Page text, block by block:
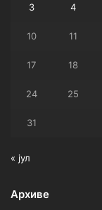
3 4
10 11
17 18
24 25
31
« јул
Архиве